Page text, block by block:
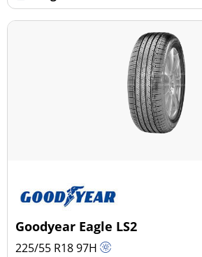
Goodyear Eagle LS2
225/55 R1897H